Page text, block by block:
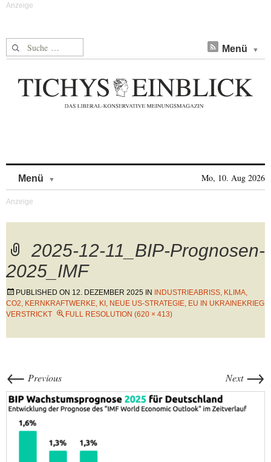
Suche nach: Menü
Menü Mo, 10. Aug 2026
2025-12-11_BIP-Prognosen-
2025_IMF
PUBLISHED ON 12. DEZEMBER 2025 IN
INDUSTRIEABRISS, KLIMA,
CO2, KERNKRAFTWERKE, KI, NEUE US-STRATEGIE, EU IN UKRAINEKRIEG
VERSTRICKT
FULL RESOLUTION (620 × 413)
← Previous Next →